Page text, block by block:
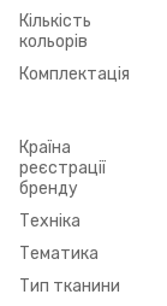
Кількість
кольорів
Комплектація
Країна
реєстрації
бренду
Техніка
Тематика
Тип тканини